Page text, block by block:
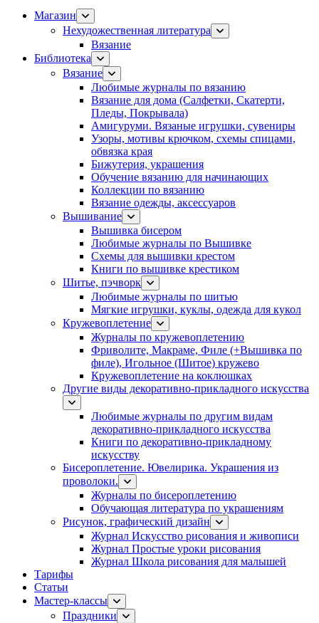
Магазин
Нехудожественная литература
Вязание
Библиотека
Вязание
Любимые журналы по вязанию
Вязание для дома (Салфетки, Скатерти,
Пледы, Покрывала)
Амигуруми. Вязаные игрушки, сувениры
Узоры, мотивы крючком, схемы спицами,
обвязка края
Бижутерия, украшения
Обучение вязанию для начинающих
Коллекции по вязанию
Вязание одежды, аксессуаров
Вышивание
Вышивка бисером
Любимые журналы по Вышивке
Схемы для вышивки крестом
Книги по вышивке крестиком
Шитье, пэчворк
Любимые журналы по шитью
Мягкие игрушки, куклы, одежда для кукол
Кружевоплетение
Журналы по кружевоплетению
Фриволите, Макраме, Филе (+Вышивка по
филе), Игольное (Шитое) кружево
Кружевоплетение на коклюшках
Другие виды декоративно-прикладного искусства
Любимые журналы по другим видам
декоративно-прикладного искусства
Книги по декоративно-прикладному
искусству
Бисероплетение. Ювелирика. Украшения из
проволоки.
Журналы по бисероплетению
Обучающая литература по украшениям
Рисунок, графический дизайн
Журнал Искусство рисования и живописи
Журнал Простые уроки рисования
Журнал Школа рисования для малышей
Тарифы
Статьи
Мастер-классы
Праздники